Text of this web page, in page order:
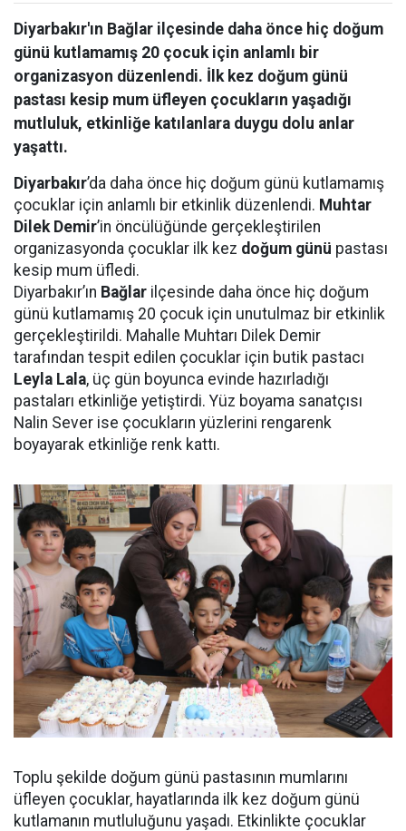
Diyarbakır'ın Bağlar ilçesinde daha önce hiç doğum
günü kutlamamış 20 çocuk için anlamlı bir
organizasyon düzenlendi. İlk kez doğum günü
pastası kesip mum üfleyen çocukların yaşadığı
mutluluk, etkinliğe katılanlara duygu dolu anlar
yaşattı.
Diyarbakır’da daha önce hiç doğum günü kutlamamış
çocuklar için anlamlı bir etkinlik düzenlendi. Muhtar
Dilek Demir’in öncülüğünde gerçekleştirilen
organizasyonda çocuklar ilk kez doğum günü pastası
kesip mum üfledi.
Diyarbakır’ın Bağlar ilçesinde daha önce hiç doğum
günü kutlamamış 20 çocuk için unutulmaz bir etkinlik
gerçekleştirildi. Mahalle Muhtarı Dilek Demir
tarafından tespit edilen çocuklar için butik pastacı
Leyla Lala, üç gün boyunca evinde hazırladığı
pastaları etkinliğe yetiştirdi. Yüz boyama sanatçısı
Nalin Sever ise çocukların yüzlerini rengarenk
boyayarak etkinliğe renk kattı.
Toplu şekilde doğum günü pastasının mumlarını
üfleyen çocuklar, hayatlarında ilk kez doğum günü
kutlamanın mutluluğunu yaşadı. Etkinlikte çocuklar